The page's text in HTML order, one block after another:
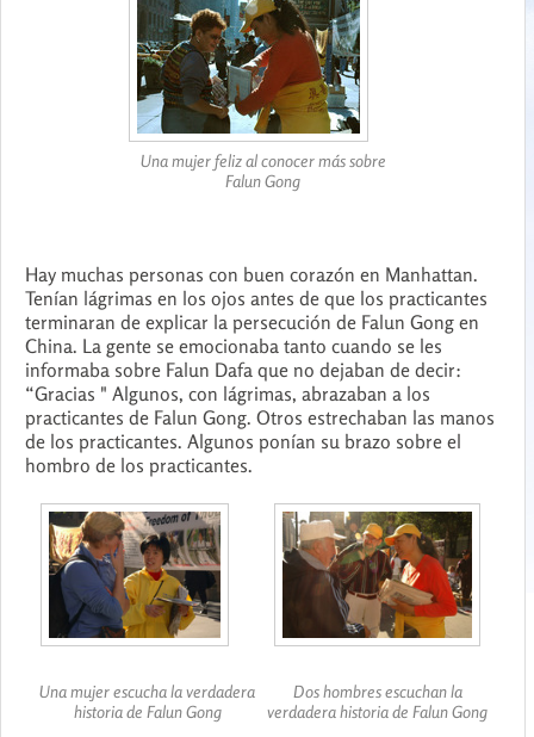
Una mujer feliz al conocer más sobre
Falun Gong
Hay muchas personas con buen corazón en Manhattan.
Tenían lágrimas en los ojos antes de que los practicantes
terminaran de explicar la persecución de Falun Gong en
China. La gente se emocionaba tanto cuando se les
informaba sobre Falun Dafa que no dejaban de decir:
“Gracias " Algunos, con lágrimas, abrazaban a los
practicantes de Falun Gong. Otros estrechaban las manos
de los practicantes. Algunos ponían su brazo sobre el
hombro de los practicantes.
Una mujer escucha la verdadera
historia de Falun Gong
Dos hombres escuchan la
verdadera historia de Falun Gong